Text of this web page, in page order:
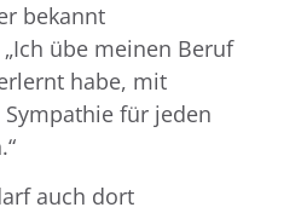
bekannt
übe meinen Beruf
habe, mit
für jeden
auch dort